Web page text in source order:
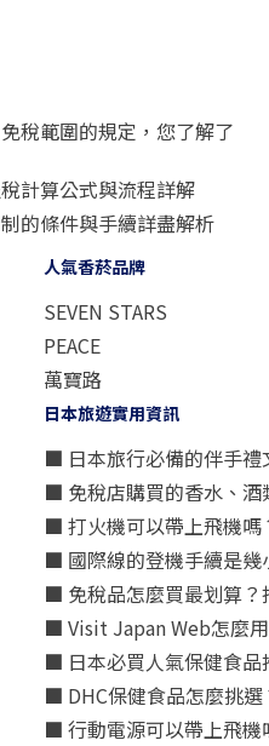
稅範圍的規定，您了解了
計算公式與流程詳解
的條件與手續詳盡解析
人氣香菸品牌
SEVEN STARS
PEACE
萬寶路
日本旅遊實用資訊
■ 日本旅行必備的伴手禮
■ 免稅店購買的香水、酒
■ 打火機可以帶上飛機嗎
■ 國際線的登機手續是幾
■ 免稅品怎麼買最划算？
■ Visit Japan Web怎麼
■ 日本必買人氣保健食品
■ DHC保健食品怎麼挑
■ 行動電源可以帶上飛機